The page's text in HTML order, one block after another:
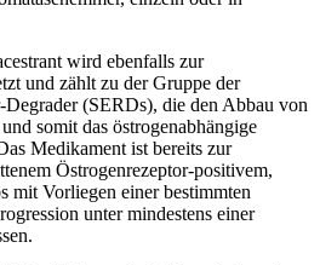
wird ebenfalls zur
und zählt zu der Gruppe der
(SERDs), die den Abbau von
somit das östrogenabhängige
Medikament ist bereits zur
Östrogenrezeptor-positivem,
mit Vorliegen einer bestimmten
unter mindestens einer